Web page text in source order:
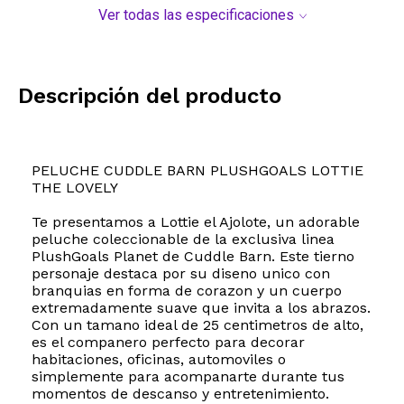
Ver todas las especificaciones
Descripción del producto
PELUCHE CUDDLE BARN PLUSHGOALS LOTTIE
THE LOVELY
Te presentamos a Lottie el Ajolote, un adorable
peluche coleccionable de la exclusiva linea
PlushGoals Planet de Cuddle Barn. Este tierno
personaje destaca por su diseno unico con
branquias en forma de corazon y un cuerpo
extremadamente suave que invita a los abrazos.
Con un tamano ideal de 25 centimetros de alto,
es el companero perfecto para decorar
habitaciones, oficinas, automoviles o
simplemente para acompanarte durante tus
momentos de descanso y entretenimiento.